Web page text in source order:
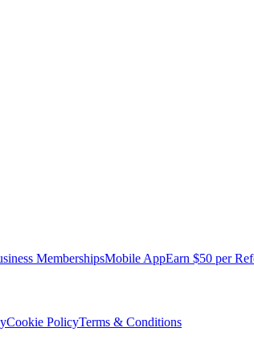
MembershipsMobile AppEarn $50 per
Cookie PolicyTerms & Conditions